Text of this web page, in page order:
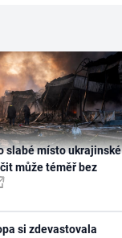
slabé místo ukrajinské
může téměř bez
si zdevastovala